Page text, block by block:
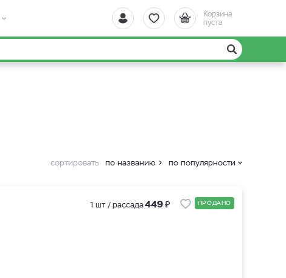
Корзина
пуста
сортировать по названию по популярности
1 шт / рассада449₽ ПРОДАНО